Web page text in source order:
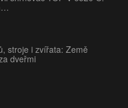
stroje i zvířata: Země
dveřmi